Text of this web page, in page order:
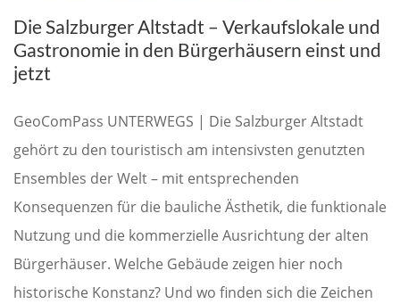
Die Salzburger Altstadt – Verkaufslokale und
Gastronomie in den Bürgerhäusern einst und
jetzt
GeoComPass UNTERWEGS | Die Salzburger Altstadt
gehört zu den touristisch am intensivsten genutzten
Ensembles der Welt – mit entsprechenden
Konsequenzen für die bauliche Ästhetik, die funktionale
Nutzung und die kommerzielle Ausrichtung der alten
Bürgerhäuser. Welche Gebäude zeigen hier noch
historische Konstanz? Und wo finden sich die Zeichen